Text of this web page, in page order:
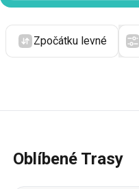
Zpočátku levné
Oblíbené Trasy